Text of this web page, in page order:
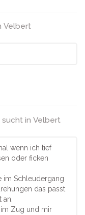
Velbert
sucht in Velbert
wenn ich tief
oder ficken
im Schleudergang
das passt
im Zug und mir